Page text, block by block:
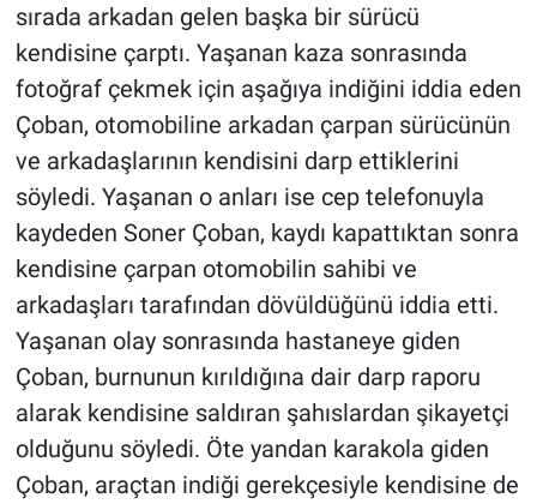
sırada arkadan gelen başka bir sürücü
kendisine çarptı. Yaşanan kaza sonrasında
fotoğraf çekmek için aşağıya indiğini iddia eden
Çoban, otomobiline arkadan çarpan sürücünün
ve arkadaşlarının kendisini darp ettiklerini
söyledi. Yaşanan o anları ise cep telefonuyla
kaydeden Soner Çoban, kaydı kapattıktan sonra
kendisine çarpan otomobilin sahibi ve
arkadaşları tarafından dövüldüğünü iddia etti.
Yaşanan olay sonrasında hastaneye giden
Çoban, burnunun kırıldığına dair darp raporu
alarak kendisine saldıran şahıslardan şikayetçi
olduğunu söyledi. Öte yandan karakola giden
Çoban, araçtan indiği gerekçesiyle kendisine de